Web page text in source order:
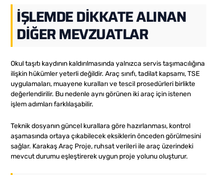
İŞLEMDE DIKKATE ALINAN
DIĞER MEVZUATLAR
Okul taşıtı kaydının kaldırılmasında yalnızca servis taşımacılığına
ilişkin hükümler yeterli değildir. Araç sınıfı, tadilat kapsamı, TSE
uygulamaları, muayene kuralları ve tescil prosedürleri birlikte
değerlendirilir. Bu nedenle aynı görünen iki araç için istenen
işlem adımları farklılaşabilir.
Teknik dosyanın güncel kurallara göre hazırlanması, kontrol
aşamasında ortaya çıkabilecek eksiklerin önceden görülmesini
sağlar. Karakaş Araç Proje, ruhsat verileri ile araç üzerindeki
mevcut durumu eşleştirerek uygun proje yolunu oluşturur.